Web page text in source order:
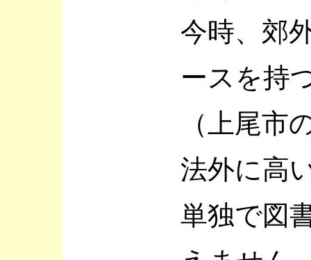
今時、郊
ースを持
（上尾市
法外に高
単独で図